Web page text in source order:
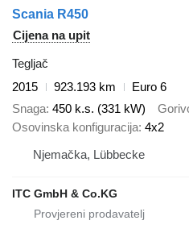
Scania R450
Cijena na upit
Tegljač
2015
923.193 km
Euro 6
Snaga 450 k.s. (331 kW)
Osovinska konfiguracija 4x2
Njemačka, Lübbecke
ITC GmbH & Co.KG